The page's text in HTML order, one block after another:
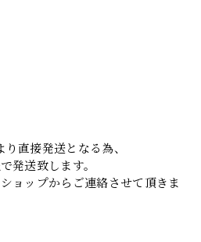
直接発送となる為、
発送致します。
ョップからご連絡させて頂きま